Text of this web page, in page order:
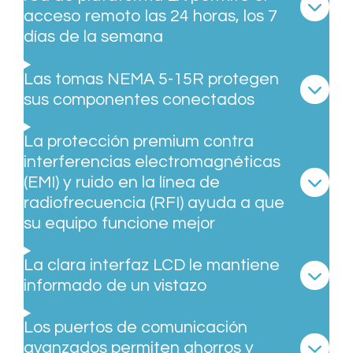
acceso remoto las 24 horas, los 7
días de la semana
Las tomas NEMA 5-15R protegen
sus componentes conectados
La protección premium contra
interferencias electromagnéticas
(EMI) y ruido en la línea de
radiofrecuencia (RFI) ayuda a que
su equipo funcione mejor
La clara interfaz LCD le mantiene
informado de un vistazo
Los puertos de comunicación
avanzados permiten ahorros y